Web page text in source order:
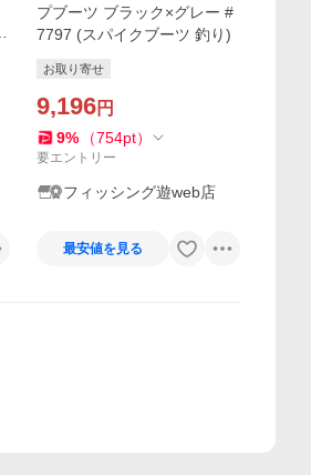
プブーツ ブラック×グレー #
7797 (スパイクブーツ 釣り)
お取り寄せ
9,196円
9% （754pt）
要エントリー
フィッシング遊web店
最安値を見る